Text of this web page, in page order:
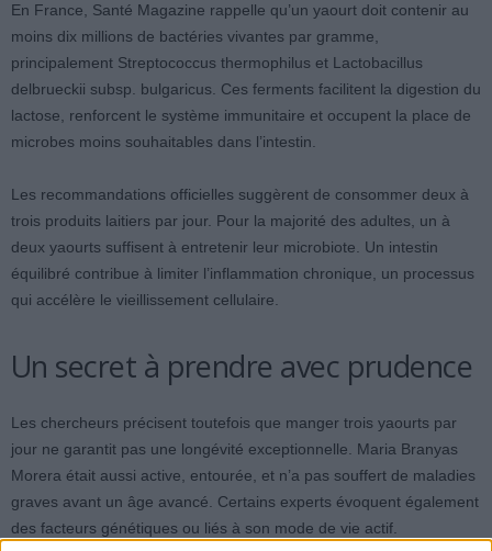
En France, Santé Magazine rappelle qu’un yaourt doit contenir au
moins dix millions de bactéries vivantes par gramme,
principalement Streptococcus thermophilus et Lactobacillus
delbrueckii subsp. bulgaricus. Ces ferments facilitent la digestion du
lactose, renforcent le système immunitaire et occupent la place de
microbes moins souhaitables dans l’intestin.
Les recommandations officielles suggèrent de consommer deux à
trois produits laitiers par jour. Pour la majorité des adultes, un à
deux yaourts suffisent à entretenir leur microbiote. Un intestin
équilibré contribue à limiter l’inflammation chronique, un processus
qui accélère le vieillissement cellulaire.
Un secret à prendre avec prudence
Les chercheurs précisent toutefois que manger trois yaourts par
jour ne garantit pas une longévité exceptionnelle. Maria Branyas
Morera était aussi active, entourée, et n’a pas souffert de maladies
graves avant un âge avancé. Certains experts évoquent également
des facteurs génétiques ou liés à son mode de vie actif.